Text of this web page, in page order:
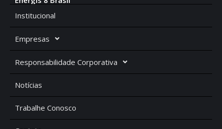
Institucional
Empresas
Responsabilidade Corporativa
Notícias
Trabalhe Conosco